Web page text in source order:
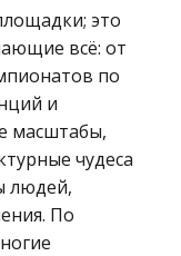
это
всё: от
по
и
масштабы,
чудеса
людей,
По